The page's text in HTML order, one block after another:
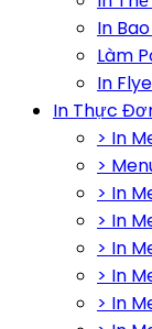
In
Làm
In
In Thực
> In
>
> In
> In
> In
> In
> In